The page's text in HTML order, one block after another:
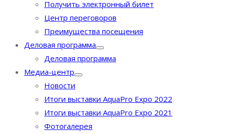
Получить электронный билет
Центр переговоров
Преимущества посещения
Деловая программа
Деловая программа
Медиа-центр
Новости
Итоги выставки AquaPro Expo 2022
Итоги выставки AquaPro Expo 2021
Фотогалерея